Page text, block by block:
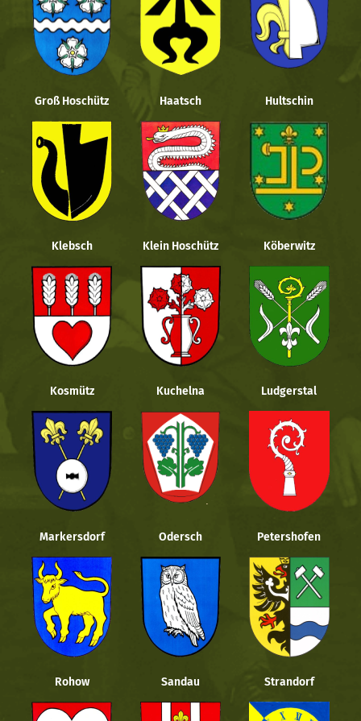
Groß Hoschütz Haatsch Hultschin
Klebsch Klein Hoschütz Köberwitz
Kosmütz Kuchelna Ludgerstal
Markersdorf Odersch Petershofen
Rohow Sandau Strandorf